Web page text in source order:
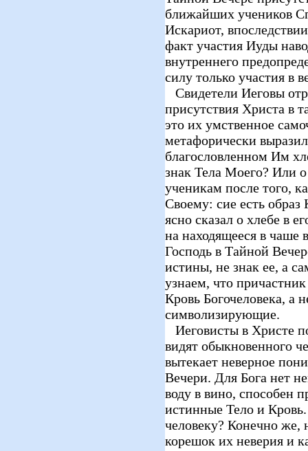
ближайших учеников
Искариот,
факт участия Иуды
внутреннего
силу только участия в
Свидетели Иеговы
присутствия Христа в
это их умственное
метафорически
благословленном Им
знак Тела Моего? Или
ученикам после того,
Своему: сие есть
ясно сказал о хлебе в
на находящееся в
Господь в Тайной
истины, не знак ее, а
узнаем, что
Кровь Богочеловека, а
символизирующие.
Иеговисты в Христе
видят обыкновенного
вытекает неверное
Вечери. Для Бога нет
воду в вино, способен
истинные Тело и
человеку? Конечно же,
корешок их неверия и